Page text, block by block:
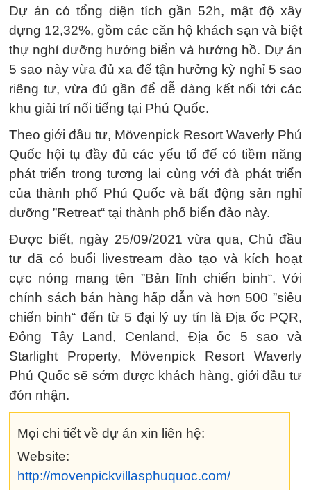
Dự án có tổng diện tích gần 52h, mật độ xây
dựng 12,32%, gồm các căn hộ khách sạn và biệt
thự nghỉ dưỡng hướng biển và hướng hồ. Dự án
5 sao này vừa đủ xa để tận hưởng kỳ nghỉ 5 sao
riêng tư, vừa đủ gần để dễ dàng kết nối tới các
khu giải trí nổi tiếng tại Phú Quốc.
Theo giới đầu tư, Mövenpick Resort Waverly Phú
Quốc hội tụ đầy đủ các yếu tố để có tiềm năng
phát triển trong tương lai cùng với đà phát triển
của thành phố Phú Quốc và bất động sản nghỉ
dưỡng ”Retreat“ tại thành phố biển đảo này.
Được biết, ngày 25/09/2021 vừa qua, Chủ đầu
tư đã có buổi livestream đào tạo và kích hoạt
cực nóng mang tên ”Bản lĩnh chiến binh“. Với
chính sách bán hàng hấp dẫn và hơn 500 ”siêu
chiến binh“ đến từ 5 đại lý uy tín là Địa ốc PQR,
Đông Tây Land, Cenland, Địa ốc 5 sao và
Starlight Property, Mövenpick Resort Waverly
Phú Quốc sẽ sớm được khách hàng, giới đầu tư
đón nhận.
Mọi chi tiết về dự án xin liên hệ:
Website:
http://movenpickvillasphuquoc.com/